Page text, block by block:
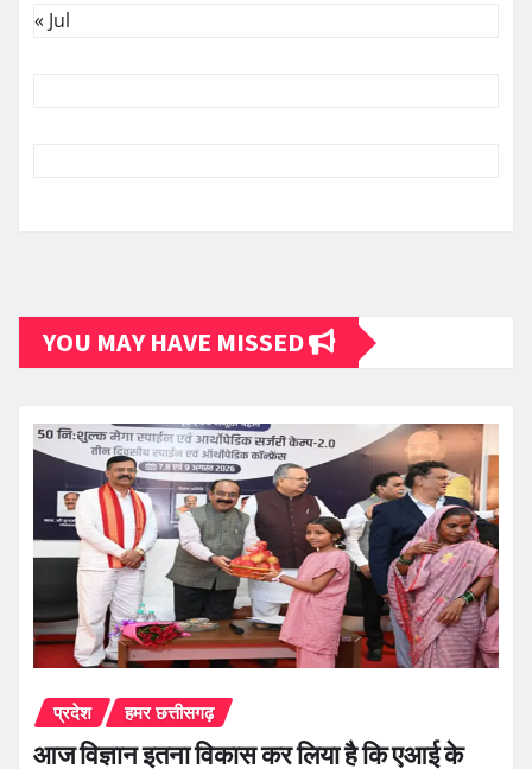
« Jul
YOU MAY HAVE MISSED
प्रदेश हमर छत्तीसगढ़
आज विज्ञान इतना विकास कर लिया है कि एआई के